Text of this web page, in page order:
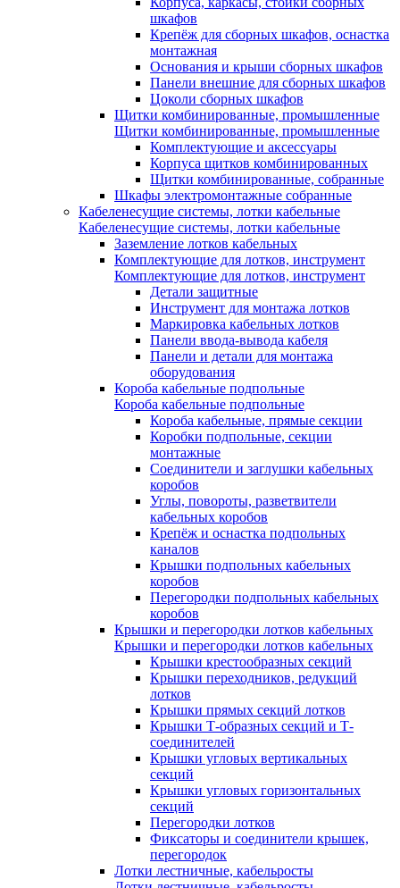
шкафов
Крепёж для сборных шкафов, оснастка
монтажная
Основания и крыши сборных шкафов
Панели внешние для сборных шкафов
Цоколи сборных шкафов
Щитки комбинированные, промышленные
Щитки комбинированные, промышленные
Комплектующие и аксессуары
Корпуса щитков комбинированных
Щитки комбинированные, собранные
Шкафы электромонтажные собранные
Кабеленесущие системы, лотки кабельные
Кабеленесущие системы, лотки кабельные
Заземление лотков кабельных
Комплектующие для лотков, инструмент
Комплектующие для лотков, инструмент
Детали защитные
Инструмент для монтажа лотков
Маркировка кабельных лотков
Панели ввода-вывода кабеля
Панели и детали для монтажа
оборудования
Короба кабельные подпольные
Короба кабельные подпольные
Короба кабельные, прямые секции
Коробки подпольные, секции
монтажные
Соединители и заглушки кабельных
коробов
Углы, повороты, разветвители
кабельных коробов
Крепёж и оснастка подпольных
каналов
Крышки подпольных кабельных
коробов
Перегородки подпольных кабельных
коробов
Крышки и перегородки лотков кабельных
Крышки и перегородки лотков кабельных
Крышки крестообразных секций
Крышки переходников, редукций
лотков
Крышки прямых секций лотков
Крышки Т-образных секций и Т-
соединителей
Крышки угловых вертикальных
секций
Крышки угловых горизонтальных
секций
Перегородки лотков
Фиксаторы и соединители крышек,
перегородок
Лотки лестничные, кабельросты